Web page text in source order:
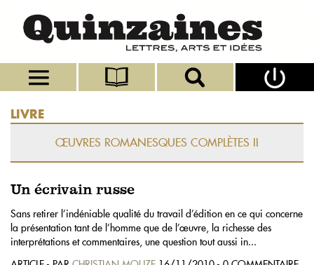
LIVRE
ŒUVRES ROMANESQUES COMPLÈTES II
Un écrivain russe
Sans retirer l’indéniable qualité du travail d’édition en ce qui concerne
la présentation tant de l’homme que de l’œuvre, la richesse des
interprétations et commentaires, une question tout aussi in...